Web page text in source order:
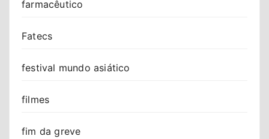
farmacêutico
Fatecs
festival mundo asiático
filmes
fim da greve